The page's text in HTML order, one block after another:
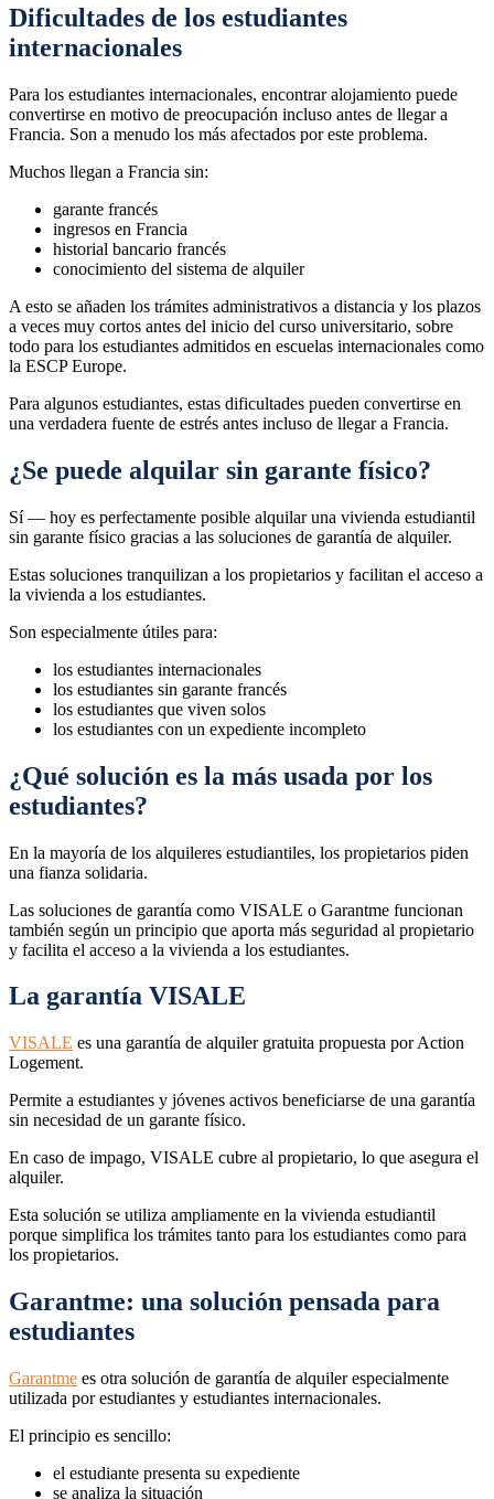
Dificultades de los estudiantes
internacionales
Para los estudiantes internacionales, encontrar alojamiento puede
convertirse en motivo de preocupación incluso antes de llegar a
Francia. Son a menudo los más afectados por este problema.
Muchos llegan a Francia sin:
garante francés
ingresos en Francia
historial bancario francés
conocimiento del sistema de alquiler
A esto se añaden los trámites administrativos a distancia y los plazos
a veces muy cortos antes del inicio del curso universitario, sobre
todo para los estudiantes admitidos en escuelas internacionales como
la ESCP Europe.
Para algunos estudiantes, estas dificultades pueden convertirse en
una verdadera fuente de estrés antes incluso de llegar a Francia.
¿Se puede alquilar sin garante físico?
Sí — hoy es perfectamente posible alquilar una vivienda estudiantil
sin garante físico gracias a las soluciones de garantía de alquiler.
Estas soluciones tranquilizan a los propietarios y facilitan el acceso a
la vivienda a los estudiantes.
Son especialmente útiles para:
los estudiantes internacionales
los estudiantes sin garante francés
los estudiantes que viven solos
los estudiantes con un expediente incompleto
¿Qué solución es la más usada por los
estudiantes?
En la mayoría de los alquileres estudiantiles, los propietarios piden
una fianza solidaria.
Las soluciones de garantía como VISALE o Garantme funcionan
también según un principio que aporta más seguridad al propietario
y facilita el acceso a la vivienda a los estudiantes.
La garantía VISALE
VISALE es una garantía de alquiler gratuita propuesta por Action
Logement.
Permite a estudiantes y jóvenes activos beneficiarse de una garantía
sin necesidad de un garante físico.
En caso de impago, VISALE cubre al propietario, lo que asegura el
alquiler.
Esta solución se utiliza ampliamente en la vivienda estudiantil
porque simplifica los trámites tanto para los estudiantes como para
los propietarios.
Garantme: una solución pensada para
estudiantes
Garantme es otra solución de garantía de alquiler especialmente
utilizada por estudiantes y estudiantes internacionales.
El principio es sencillo:
el estudiante presenta su expediente
se analiza la situación